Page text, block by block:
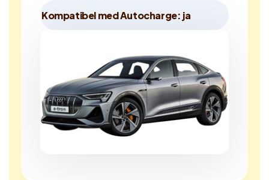
Kompatibel med Autocharge: ja